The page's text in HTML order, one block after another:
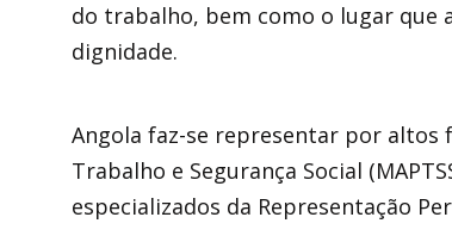
do trabalho, bem como o lugar que
dignidade.
Angola faz-se representar por altos
Trabalho e Segurança Social
especializados da Representação